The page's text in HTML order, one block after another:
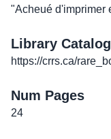
"Acheué d'imprimer
Library Catalog
https://crrs.ca/
Num Pages
24